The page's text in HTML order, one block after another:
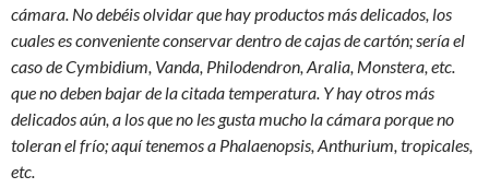
cámara. No debéis olvidar que hay productos más delicados, los
cuales es conveniente conservar dentro de cajas de cartón; sería el
caso de Cymbidium, Vanda, Philodendron, Aralia, Monstera, etc.
que no deben bajar de la citada temperatura. Y hay otros más
delicados aún, a los que no les gusta mucho la cámara porque no
toleran el frío; aquí tenemos a Phalaenopsis, Anthurium, tropicales,
etc.